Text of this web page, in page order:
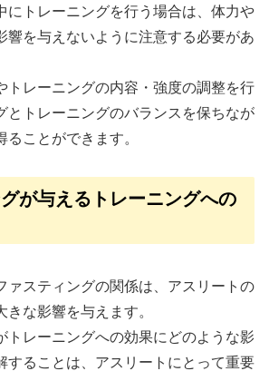
トレーニングを行う場合は、体力や
響を与えないように注意する必要があ
レーニングの内容・強度の調整を行
とトレーニングのバランスを保ちなが
ことができます。
が与えるトレーニングへの
スティングの関係は、アスリートの
な影響を与えます。
レーニングへの効果にどのような影
することは、アスリートにとって重要